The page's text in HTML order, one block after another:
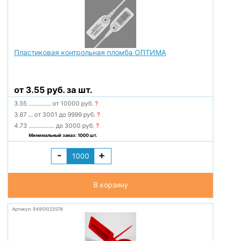
Пластиковая контрольная пломба ОПТИМА
от 3.55 руб. за шт.
3.55 ............... от 10000 руб.?
3.67 ... от 3001 до 9999 руб.?
4.73 ................. до 3000 руб.?
Минимальный заказ: 1000 шт.
- +
В корзину
Артикул: 94951023578